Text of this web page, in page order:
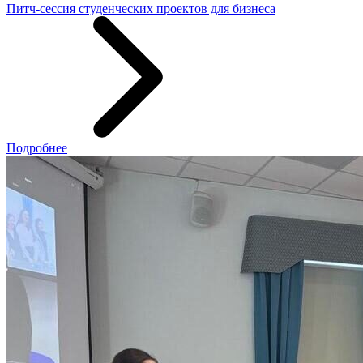
Питч-сессия студенческих проектов для бизнеса
Подробнее